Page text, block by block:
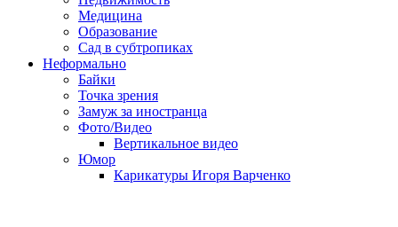
Медицина
Образование
Сад в субтропиках
Неформально
Байки
Точка зрения
Замуж за иностранца
Фото/Видео
Вертикальное видео
Юмор
Карикатуры Игоря Варченко